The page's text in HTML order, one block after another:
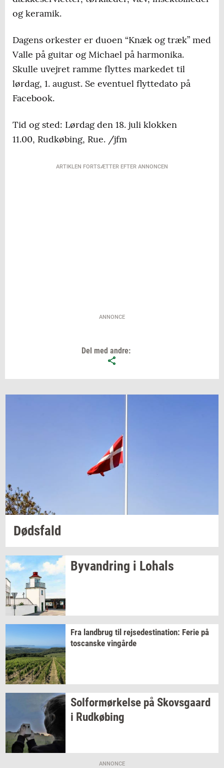
og keramik.
Dagens orkester er duoen “Knæk og træk” med
Valle på guitar og Michael på harmonika.
Skulle uvejret ramme flyttes markedet til
lørdag, 1. august. Se eventuel flyttedato på
Facebook.
Tid og sted: Lørdag den 18. juli klokken
11.00, Rudkøbing, Rue. /jfm
ARTIKLEN FORTSÆTTER EFTER ANNONCEN
ANNONCE
Del med andre:
Døds­fald
Byvan­dring i Lo­hals
Fra land­brug til rej­se­desti­na­tion: Ferie på
toscan­ske vin­går­de
Sol­for­mør­kel­se på Sko­vs­gaard
i Rud­kø­bing
ANNONCE